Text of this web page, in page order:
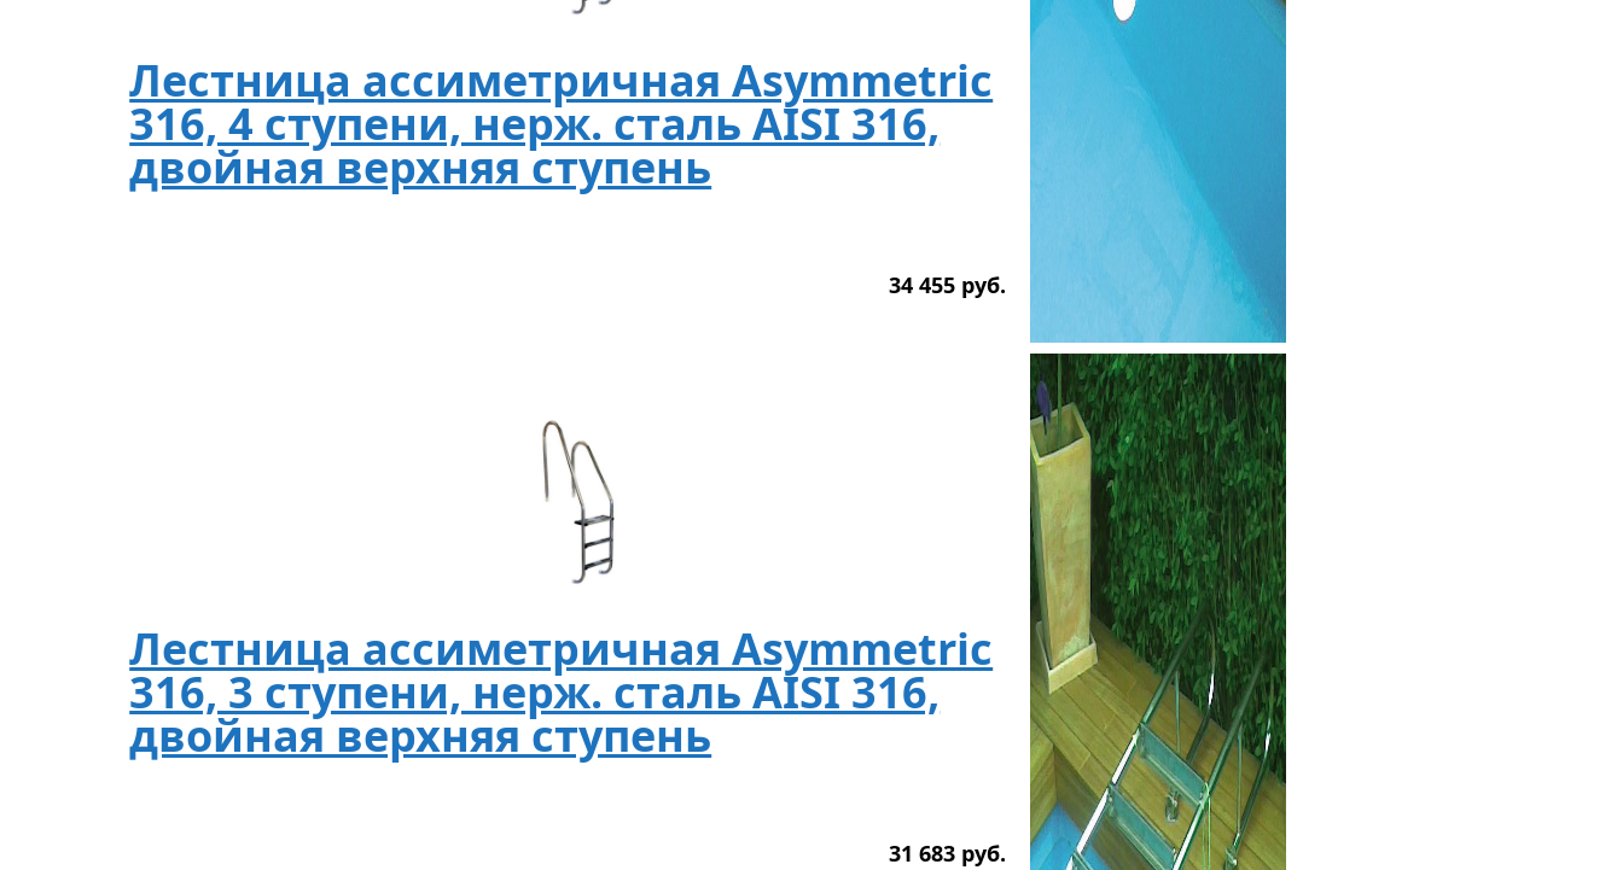
Лестница ассиметричная Asymmetric
316, 4 ступени, нерж. сталь AISI 316,
двойная верхняя ступень
34 455 руб.
Лестница ассиметричная Asymmetric
316, 3 ступени, нерж. сталь AISI 316,
двойная верхняя ступень
31 683 руб.